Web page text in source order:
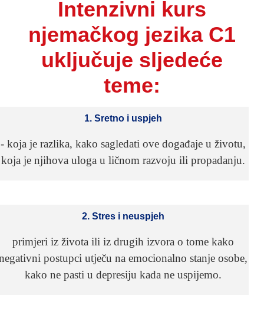
Intenzivni kurs
njemačkog jezika C1
uključuje sljedeće
teme:
1. Sretno i uspjeh
- koja je razlika, kako sagledati ove događaje u životu,
koja je njihova uloga u ličnom razvoju ili propadanju.
2. Stres i neuspjeh
primjeri iz života ili iz drugih izvora o tome kako
postupci utječu na emocionalno stanje osobe,
kako ne pasti u depresiju kada ne uspijemo.